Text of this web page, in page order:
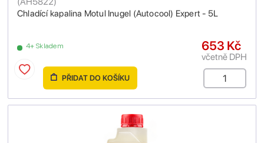
Chladící kapalina Motul Inugel (Autocool) Expert - 5L
4+ Skladem 653 Kč
včetně DPH
PŘIDAT DO KOŠÍKU